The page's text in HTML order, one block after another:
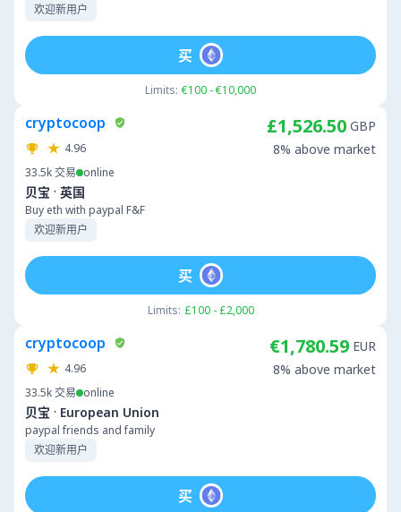
欢迎新用户
Limits: €100 - €10,000
买
cryptocoop
4.96
33.5k交易 online
贝宝 · 英国
Buy eth with paypal F&F
欢迎新用户
£1,526.50 GBP
8% above market
Limits: £100 - £2,000
买
cryptocoop
4.96
33.5k交易 online
贝宝 · European Union
paypal friends and family
欢迎新用户
€1,780.59 EUR
8% above market
买